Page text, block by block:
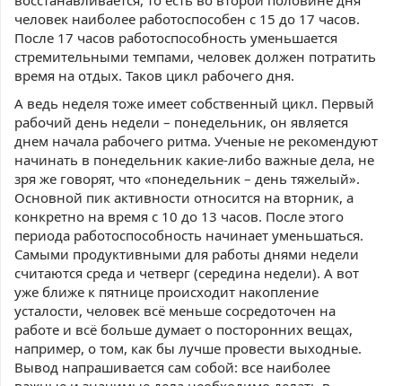
человек наиболее работоспособен с 15 до 17 часов.
После 17 часов работоспособность уменьшается
стремительными темпами, человек должен потратить
время на отдых. Таков цикл рабочего дня.
А ведь неделя тоже имеет собственный цикл. Первый
рабочий день недели – понедельник, он является
днем начала рабочего ритма. Ученые не рекомендуют
начинать в понедельник какие-либо важные дела, не
зря же говорят, что «понедельник – день тяжелый».
Основной пик активности относится на вторник, а
конкретно на время с 10 до 13 часов. После этого
периода работоспособность начинает уменьшаться.
Самыми продуктивными для работы днями недели
считаются среда и четверг (середина недели). А вот
уже ближе к пятнице происходит накопление
усталости, человек всё меньше сосредоточен на
работе и всё больше думает о посторонних вещах,
например, о том, как бы лучше провести выходные.
Вывод напрашивается сам собой: все наиболее